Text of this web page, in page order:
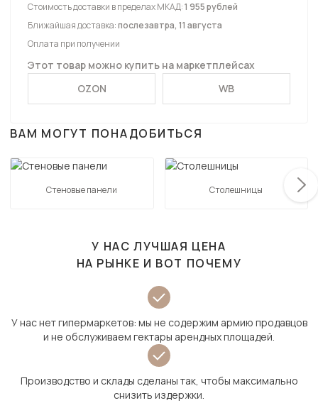
Стоимость доставки в пределах МКАД:1 955 рублей
Ближайшая доставка:послезавтра, 11 августа
Оплата при получении
Этот товар можно купить на маркетплейсах
OZON
WB
ВАМ МОГУТ ПОНАДОБИТЬСЯ
Стеновые панели Столешницы
У НАС ЛУЧШАЯ ЦЕНА
НА РЫНКЕ И ВОТ ПОЧЕМУ
У нас нет гипермаркетов: мы не содержим армию продавцов
и не обслуживаем гектары арендных площадей.
Производство и склады сделаны так, чтобы максимально
снизить издержки.